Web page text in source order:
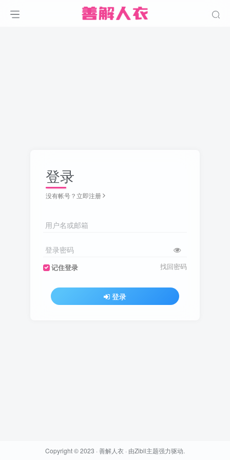
登录
没有帐号？立即注册
用户名或邮箱
登录密码
记住登录 找回密码
登录
Copyright © 2023 · 善解人衣 · 由Zibll主题强力驱动.